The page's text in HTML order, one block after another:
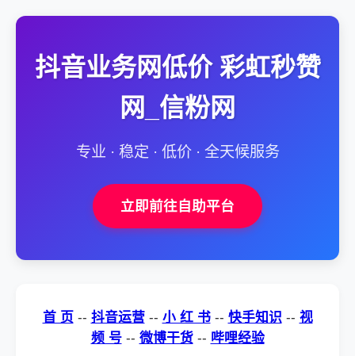
抖音业务网低价 彩虹秒赞
网_信粉网
专业 · 稳定 · 低价 · 全天候服务
立即前往自助平台
首 页 -- 抖音运营-- 小 红 书-- 快手知识 -- 视
频 号-- 微博干货-- 哔哩经验